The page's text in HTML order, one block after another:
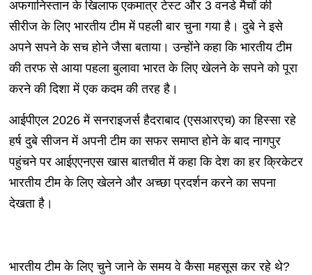
अफगानिस्तान के खिलाफ एकमात्र टेस्ट और 3 वनडे मैचों की
सीरीज के लिए भारतीय टीम में पहली बार चुना गया है। दुबे ने इसे
अपने सपने के सच होने जैसा बताया। उन्होंने कहा कि भारतीय टीम
की तरफ से आया पहला बुलावा भारत के लिए खेलने के सपने को पूरा
करने की दिशा में एक कदम की तरह है।
आईपीएल 2026 में सनराइजर्स हैदराबाद (एसआरएच) का हिस्सा रहे
हर्ष दुबे सीजन में अपनी टीम का सफर समाप्त होने के बाद नागपुर
पहुंचने पर आईएएनएस खास बातचीत में कहा कि देश का हर क्रिकेटर
भारतीय टीम के लिए खेलने और अच्छा प्रदर्शन करने का सपना
देखता है।
भारतीय टीम के लिए चुने जाने के समय वे कैसा महसूस कर रहे थे?